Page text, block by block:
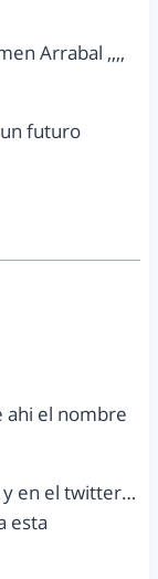
Arrabal ,,,,
futuro
ahi el nombre
y en el twitter…
esta